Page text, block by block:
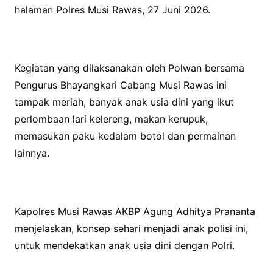
halaman Polres Musi Rawas, 27 Juni 2026.
Kegiatan yang dilaksanakan oleh Polwan bersama
Pengurus Bhayangkari Cabang Musi Rawas ini
tampak meriah, banyak anak usia dini yang ikut
perlombaan lari kelereng, makan kerupuk,
memasukan paku kedalam botol dan permainan
lainnya.
Kapolres Musi Rawas AKBP Agung Adhitya Prananta
menjelaskan, konsep sehari menjadi anak polisi ini,
untuk mendekatkan anak usia dini dengan Polri.